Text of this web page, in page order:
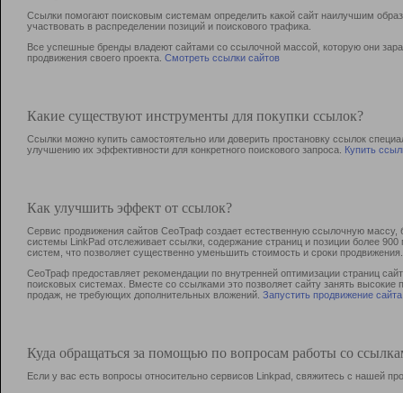
Ссылки помогают поисковым системам определить какой сайт наилучшим
участвовать в раcпределении позиций и поискового трафика.
Все успешные бренды владеют сайтами со ссылочной массой, которую они
продвижения своего проекта. Смотреть ссылки сайтов
Какие существуют инструменты для покупки ссылок?
Ссылки можно купить самостоятельно или доверить простановку ссылок
улучшению их эффективности для конкретного поискового запроса. Купить
Как улучшить эффект от ссылок?
Сервис продвижения сайтов СеоТраф создает естественную ссылочную
системы LinkPad отслеживает ссылки, содержание страниц и позиции более
систем, что позволяет существенно уменьшить стоимость и сроки продвижения.
СеоТраф предоставляет рекомендации по внутренней оптимизации страниц
поисковых системах. Вместе со ссылками это позволяет сайту занять
продаж, не требующих дополнительных вложений. Запустить продвижение сайта
Куда обращаться за помощью по вопросам работы со
Если у вас есть вопросы относительно сервисов Linkpad, свяжитесь с нашей